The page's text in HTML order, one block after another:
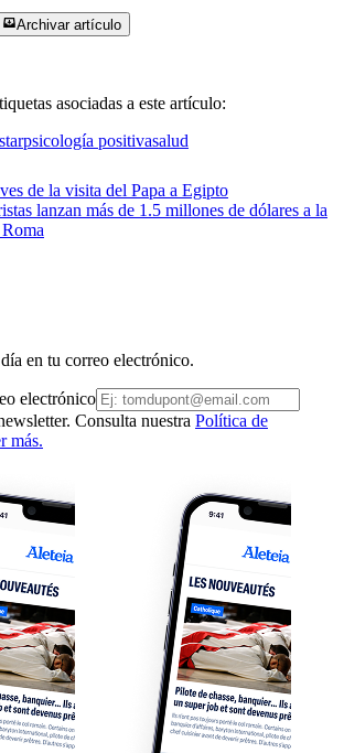
Archivar artículo
asociadas a este artículo:
psicología positivasalud
de la visita del Papa a Egipto
lanzan más de 1.5 millones de dólares a la
en tu correo electrónico.
electrónico
Consulta nuestra Política de
más.